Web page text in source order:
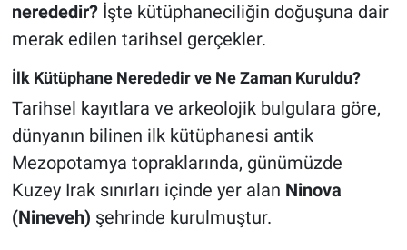
nerededir?İşte kütüphaneciliğin doğuşuna dair
merak edilen tarihsel gerçekler.
İlk Kütüphane Nerededir ve Ne Zaman Kuruldu?
Tarihsel kayıtlara ve arkeolojik bulgulara göre,
dünyanın bilinen ilk kütüphanesi antik
Mezopotamya topraklarında, günümüzde
Kuzey Irak sınırları içinde yer alan Ninova
(Nineveh) şehrinde kurulmuştur.